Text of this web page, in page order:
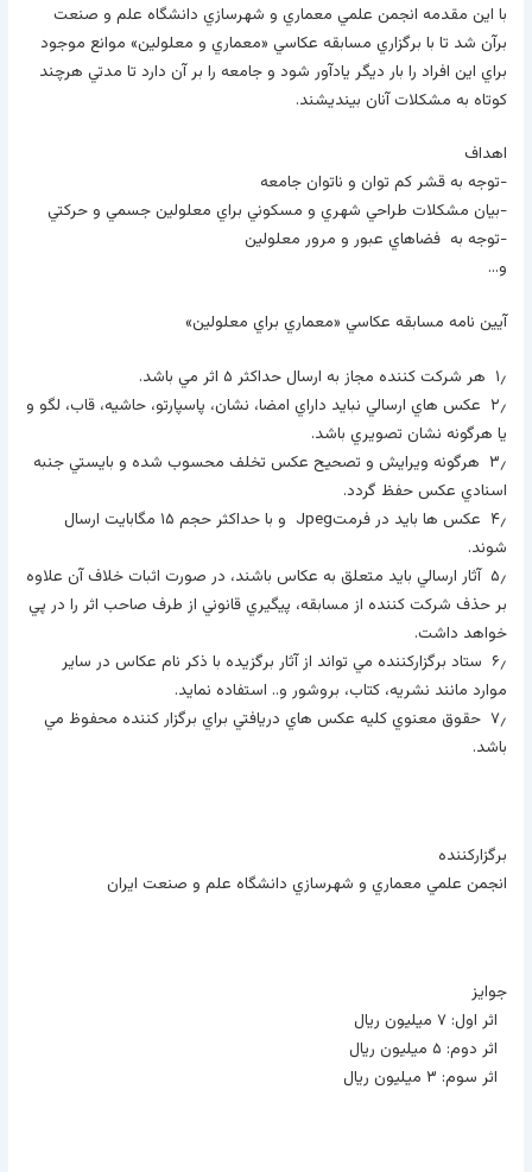
با اين مقدمه انجمن علمي معماري و شهرسازي دانشگاه علم و صنعت
برآن شد تا با برگزاري مسابقه عکاسي «معماري و معلولين» موانع موجود
براي اين افراد را بار ديگر يادآور شود و جامعه را بر آن دارد تا مدتي هرچند
کوتاه به مشکلات آنان بينديشند.
اهداف
-توجه به قشر کم توان و ناتوان جامعه
-بيان مشکلات طراحي شهري و مسکوني براي معلولين جسمي و حرکتي
-توجه به فضاهاي عبور و مرور معلولين
و…
آيين نامه مسابقه عکاسي «معماري براي معلولين»
۱٫ هر شرکت کننده مجاز به ارسال حداکثر ۵ اثر مي باشد.
۲٫ عکس هاي ارسالي نبايد داراي امضا، نشان، پاسپارتو، حاشيه، قاب، لگو و
يا هرگونه نشان تصويري باشد.
۳٫ هرگونه ويرايش و تصحيح عکس تخلف محسوب شده و بايستي جنبه
اسنادي عکس حفظ گردد.
۴٫ عکس ها بايد در فرمتJpeg و با حداکثر حجم ۱۵ مگابايت ارسال
شوند.
۵٫ آثار ارسالي بايد متعلق به عکاس باشند، در صورت اثبات خلاف آن علاوه
بر حذف شرکت کننده از مسابقه، پيگيري قانوني از طرف صاحب اثر را در پي
خواهد داشت.
۶٫ ستاد برگزارکننده مي تواند از آثار برگزيده با ذکر نام عکاس در ساير
موارد مانند نشريه، کتاب، بروشور و.. استفاده نمايد.
۷٫ حقوق معنوي کليه عکس هاي دريافتي براي برگزار کننده محفوظ مي
باشد.
برگزارکننده
انجمن علمي معماري و شهرسازي دانشگاه علم و صنعت ايران
جوايز
اثر اول: ۷ ميليون ريال
اثر دوم: ۵ ميليون ريال
اثر سوم: ۳ ميليون ريال